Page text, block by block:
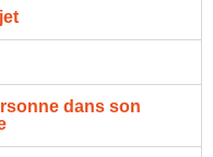
dans son